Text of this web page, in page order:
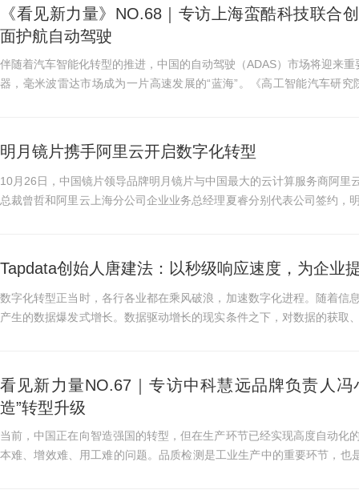
《看见新力量》NO.68｜专访上海蛮酷科技联合
面护航自动驾驶
伴随着汽车智能化转型的推进，中国的自动驾驶（ADAS）市场将迎来
器，毫米波雷达市场成为一片高速发展的“蓝海”。《高工智能汽车研
明月镜片携手阿里云开启数字化转型
10月26日，中国镜片领导品牌明月镜片与中国最大的云计算服务商阿
总裁曾哲和阿里云上海分公司企业业务总经理夏睿分别代表公司签约，
Tapdata创始人唐建法：以秒级响应速度，为企业
数字化转型正当时，各行各业都在乘风破浪，加速数字化进程。随着信
产生的数据爆发式增长。数据驱动增长的现实条件之下，对数据的获取
看见新力量NO.67｜专访中科慧远品牌负责人
造”转型升级
当前，中国正在向智造强国的转型，但在生产环节已经实现高度自动化
本难、增效难、用工难的问题。品质检测是工业生产中的重要环节，